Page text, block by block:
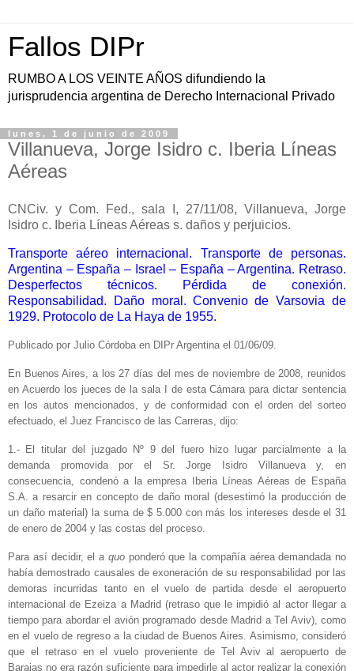
Fallos DIPr
RUMBO A LOS VEINTE AÑOS difundiendo la
jurisprudencia argentina de Derecho Internacional Privado
lunes, 1 de junio de 2009
Villanueva, Jorge Isidro c. Iberia Líneas
Aéreas
CNCiv. y Com. Fed., sala I, 27/11/08, Villanueva, Jorge
Isidro c. Iberia Líneas Aéreas s. daños y perjuicios.
Transporte aéreo internacional. Transporte de personas.
Argentina – España – Israel – España – Argentina. Retraso.
Desperfectos técnicos. Pérdida de conexión.
Responsabilidad. Daño moral. Convenio de Varsovia de
1929. Protocolo de La Haya de 1955.
Publicado por Julio Córdoba en DIPr Argentina el 01/06/09.
En Buenos Aires, a los 27 días del mes de noviembre de 2008, reunidos
en Acuerdo los jueces de la sala I de esta Cámara para dictar sentencia
en los autos mencionados, y de conformidad con el orden del sorteo
efectuado, el Juez Francisco de las Carreras, dijo:
1.- El titular del juzgado Nº 9 del fuero hizo lugar parcialmente a la
demanda promovida por el Sr. Jorge Isidro Villanueva y, en
consecuencia, condenó a la empresa Iberia Líneas Aéreas de España
S.A. a resarcir en concepto de daño moral (desestimó la producción de
un daño material) la suma de $ 5.000 con más los intereses desde el 31
de enero de 2004 y las costas del proceso.
Para así decidir, el a quo ponderó que la compañía aérea demandada no
había demostrado causales de exoneración de su responsabilidad por las
demoras incurridas tanto en el vuelo de partida desde el aeropuerto
internacional de Ezeiza a Madrid (retraso que le impidió al actor llegar a
tiempo para abordar el avión programado desde Madrid a Tel Aviv), como
en el vuelo de regreso a la ciudad de Buenos Aires. Asimismo, consideró
que el retraso en el vuelo proveniente de Tel Aviv al aeropuerto de
Barajas no era razón suficiente para impedirle al actor realizar la conexión